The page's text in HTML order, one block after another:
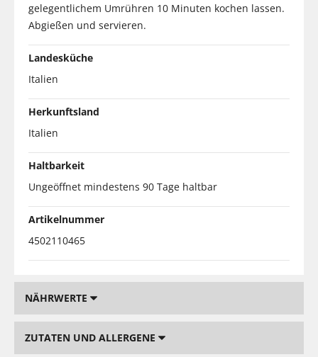
gelegentlichem Umrühren 10 Minuten kochen lassen.
Abgießen und servieren.
Landesküche
Italien
Herkunftsland
Italien
Haltbarkeit
Ungeöffnet mindestens 90 Tage haltbar
Artikelnummer
4502110465
NÄHRWERTE
ZUTATEN UND ALLERGENE